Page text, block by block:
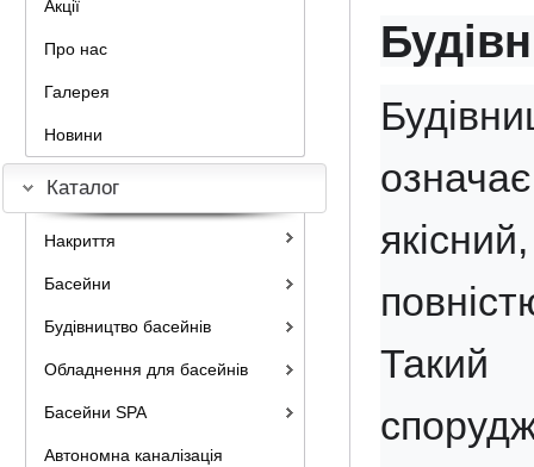
Акції
Про нас
Галерея
Новини
Каталог
Накриття
Басейни
Будівництво басейнів
Обладнення для басейнів
Басейни SPA
Автономна каналізація